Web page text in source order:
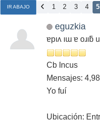
IR ABAJO 1 2 3 4 5
eguzkia
ɐpıʌ ıɯ ɐ oɹıƃ
Cb Incus
Mensajes:
Yo fuí
Ubicación: